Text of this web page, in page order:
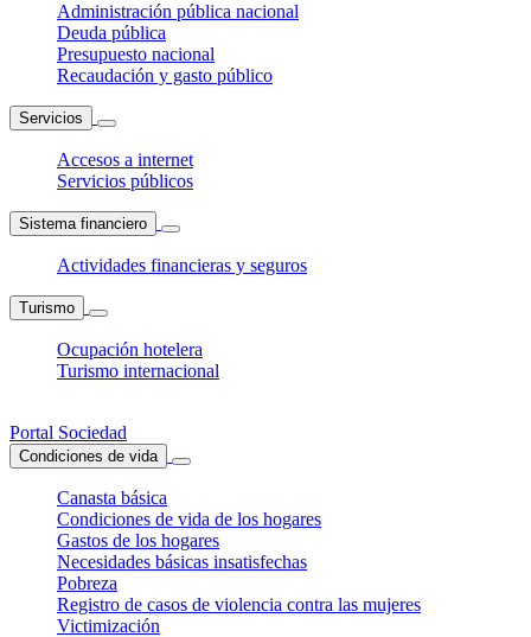
Administración pública nacional
Deuda pública
Presupuesto nacional
Recaudación y gasto público
Servicios
Accesos a internet
Servicios públicos
Sistema financiero
Actividades financieras y seguros
Turismo
Ocupación hotelera
Turismo internacional
Portal Sociedad
Condiciones de vida
Canasta básica
Condiciones de vida de los hogares
Gastos de los hogares
Necesidades básicas insatisfechas
Pobreza
Registro de casos de violencia contra las mujeres
Victimización